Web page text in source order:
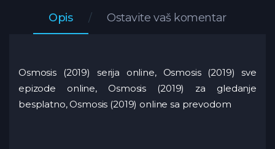
Opis Ostavite vaš komentar
Osmosis (2019) serija online, Osmosis (2019) sve
epizode online, Osmosis (2019) za gledanje
besplatno, Osmosis (2019) online sa prevodom